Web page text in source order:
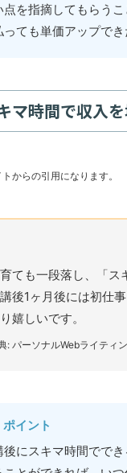
点を指摘してもらう
っても単価アップで
マ時間で収入
からの引用になります。
ても一段落し、「ス
後1ヶ月後には初仕
嬉しいです。
: パーソナルWebライティ
ポイント
後にスキマ時間でで